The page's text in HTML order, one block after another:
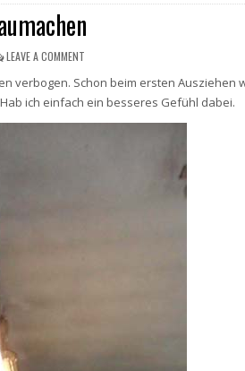
LEAVE A COMMENT
verbogen. Schon beim ersten Ausziehen
ich einfach ein besseres Gefühl dabei.